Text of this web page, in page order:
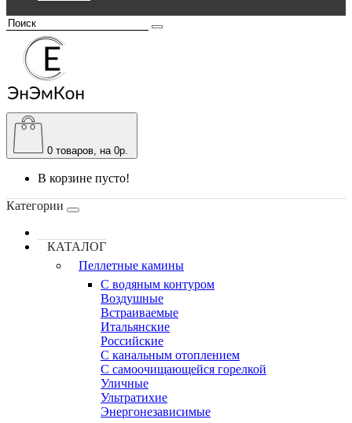
0 товаров, на 0р.
В корзине пусто!
Категории
КАТАЛОГ
Пеллетные камины
C водяным контуром
Воздушные
Встраиваемые
Итальянские
Российские
С канальным отоплением
С самоочищающейся горелкой
Уличные
Ультратихие
Энергонезависимые